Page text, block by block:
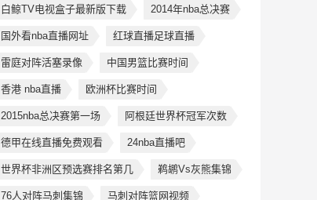
白鲸TV电视盒子最新版下载 2014年nba总决赛
国外看nba直播网址 红球直播足球直播
雷庭对阵活塞录像 中国男篮比赛时间
香港 nba直播 欧洲杯比赛时间
2015nba总决赛第一场 阿根廷世界杯冠军次数
德甲在线直播免费观看 24nba直播吧
世界杯非洲区预选赛排名第几 鹈鹕Vs灰熊集锦
76人对阵马刺集锦 马刺对阵篮网视频